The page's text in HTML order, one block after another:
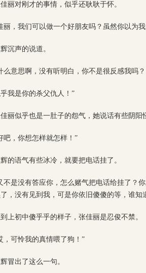
丽对刚才的事情，似乎还耿耿于怀。
丽，我们可以做一个好朋友吗？虽然你以为
沉声的说道。
么意思啊，没有听明白，你不是很反感我吗？
我是你的杀父仇人！”
丽似乎也是一肚子的怨气，她说话有些阴阳
吧，你想怎样就怎样！”
的语气有些冰冷，就要把电话挂了。
不是没有答应你，怎么赌气把电话给挂了？
，没有见到我，可是你依旧傻傻的等，谁
上初中傻乎乎的样子，张佳丽是忍俊不禁。
，可怜我的真情喂了狗！”
冒出了这么一句。